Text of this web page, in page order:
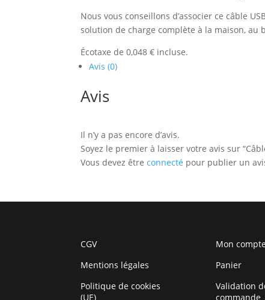
Nous vous conseillons d’associer ce câble
solution de charge complète à la maison, au
Écotaxe de 0,048 € incluse.
Avis (0)
Avis
Il n’y a pas encore d’avis.
Soyez le premier à laisser votre avis sur
Vous devez êtreconnecté pour publier un
CGV
Mentions légales
Politique de cookies
(UE)
Mon
Panier
Validation
commande